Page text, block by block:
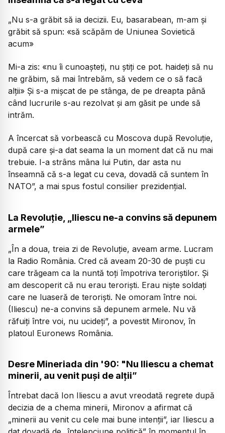
„Nu s-a grăbit să ia decizii. Eu, basarabean, m-am și
grăbit să spun: «să scăpăm de Uniunea Sovietică
acum»
Mi-a zis: «nu îi cunoașteți, nu știți ce pot. haideți să nu
ne grăbim, să mai întrebăm, să vedem ce o să facă
alții» Și s-a mișcat de pe stânga, de pe dreapta până
când lucrurile s-au rezolvat și am găsit pe unde să
intrăm.
A încercat să vorbească cu Moscova după Revoluție,
după care și-a dat seama la un moment dat că nu mai
trebuie. I-a strâns mâna lui Putin, dar asta nu
înseamnă că s-a legat cu ceva, dovadă că suntem în
NATO”, a mai spus fostul consilier prezidențial.
La Revoluție, „Iliescu ne-a convins să depunem
armele”
„În a doua, treia zi de Revoluție, aveam arme. Lucram
la Radio România. Cred că aveam 20-30 de puști cu
care trăgeam ca la nuntă toți împotriva teroriștilor. Și
am descoperit că nu erau teroriști. Erau niște soldați
care ne luaseră de teroriști. Ne omoram între noi.
(Iliescu) ne-a convins să depunem armele. Nu vă
răfuiți între voi, nu ucideți”, a povestit Mironov, în
platoul Euronews România.
Desre Mineriada din '90: "Nu Iliescu a chemat
minerii, au venit puși de alții”
Întrebat dacă Ion Iliescu a avut vreodată regrete după
decizia de a chema minerii, Mironov a afirmat că
„minerii au venit cu cele mai bune intenții”, iar Iliescu a